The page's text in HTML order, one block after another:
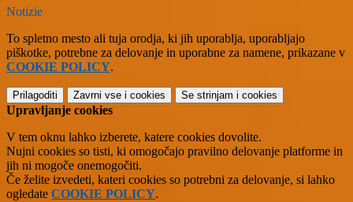
Notizie
To spletno mesto ali tuja orodja, ki jih uporablja, uporabljajo
piškotke, potrebne za delovanje in uporabne za namene, prikazane v
COOKIE POLICY.
Prilagoditi Zavrni vse i cookies Se strinjam i cookies
Upravljanje cookies
V tem oknu lahko izberete, katere cookies dovolite.
Nujni cookies so tisti, ki omogočajo pravilno delovanje platforme in
jih ni mogoče onemogočiti.
Če želite izvedeti, kateri cookies so potrebni za delovanje, si lahko
ogledate COOKIE POLICY.